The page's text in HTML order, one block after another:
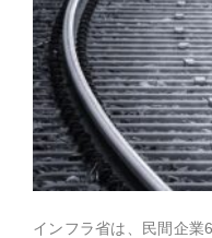
インフラ省は、民間企業